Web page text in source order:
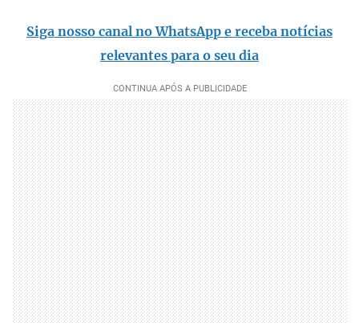
Siga nosso canal no WhatsApp e receba notícias
relevantes para o seu dia